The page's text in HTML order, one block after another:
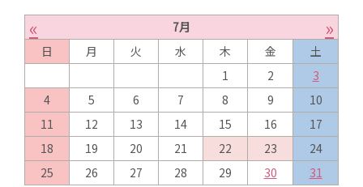
« 7月 »
日 月 火 水 木 金
土
1
2
3
4
5 6 7 8 9
10
11
12 13 14 15 16
17
18
19 20 21 22 23
24
25
26 27 28 29 30 31